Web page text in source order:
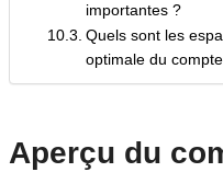
importantes ?
Quels sont les
optimale du
Aperçu du